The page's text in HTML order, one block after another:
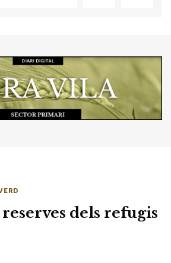
dels refugis